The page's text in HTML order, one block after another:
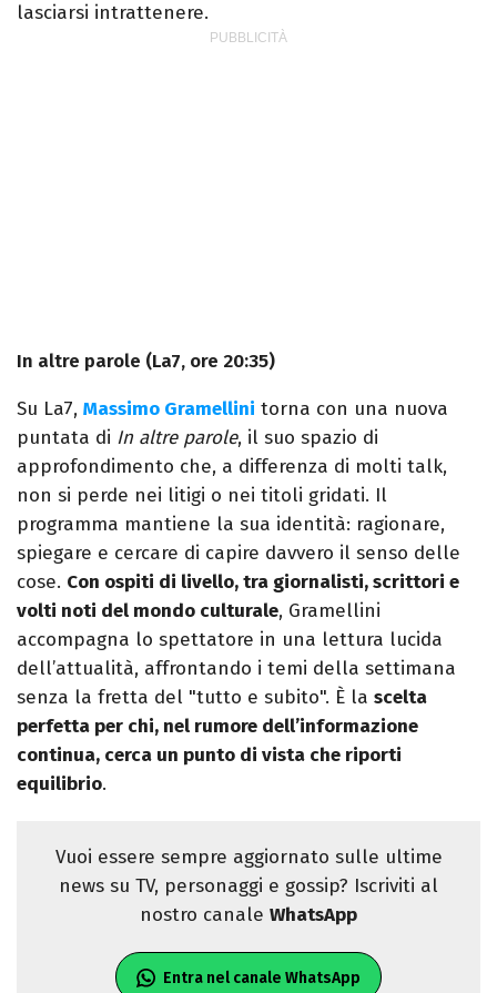
lasciarsi intrattenere.
In altre parole (La7, ore 20:35)
Su La7, Massimo Gramellini torna con una nuova
puntata di In altre parole, il suo spazio di
approfondimento che, a differenza di molti talk,
non si perde nei litigi o nei titoli gridati. Il
programma mantiene la sua identità: ragionare,
spiegare e cercare di capire davvero il senso delle
cose. Con ospiti di livello, tra giornalisti, scrittori e
volti noti del mondo culturale, Gramellini
accompagna lo spettatore in una lettura lucida
dell’attualità, affrontando i temi della settimana
senza la fretta del "tutto e subito". È la scelta
perfetta per chi, nel rumore dell’informazione
continua, cerca un punto di vista che riporti
equilibrio.
Vuoi essere sempre aggiornato sulle ultime
news su TV, personaggi e gossip? Iscriviti al
nostro canale WhatsApp
Entra nel canale WhatsApp